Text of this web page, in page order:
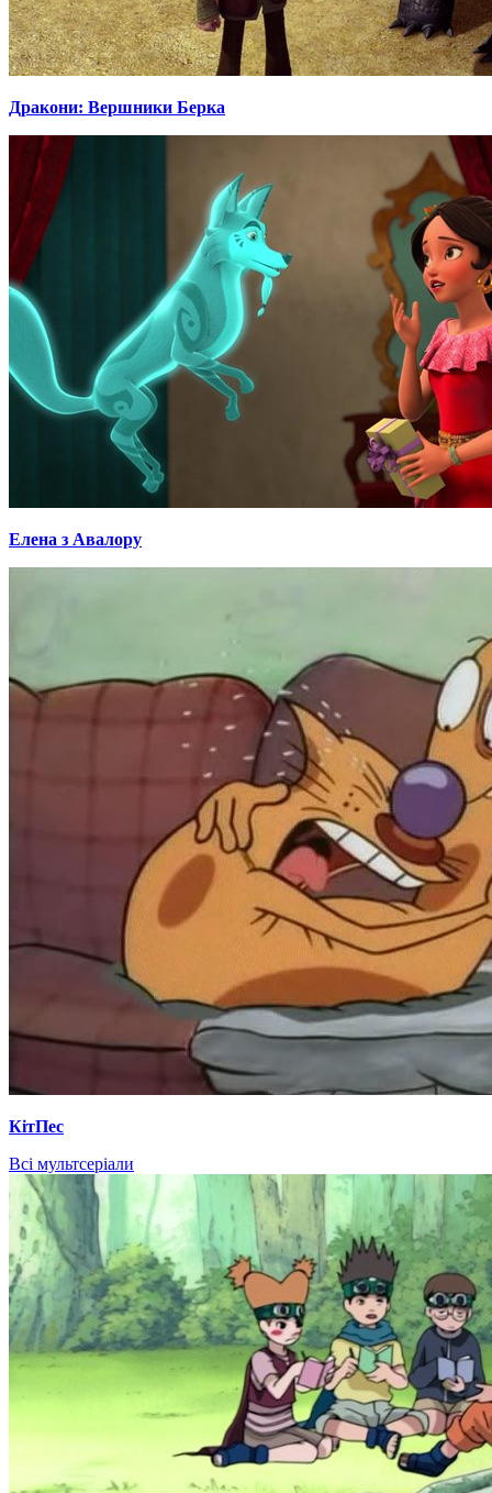
Дракони: Вершники Берка
Елена з Авалору
КітПес
Всі мультсеріали